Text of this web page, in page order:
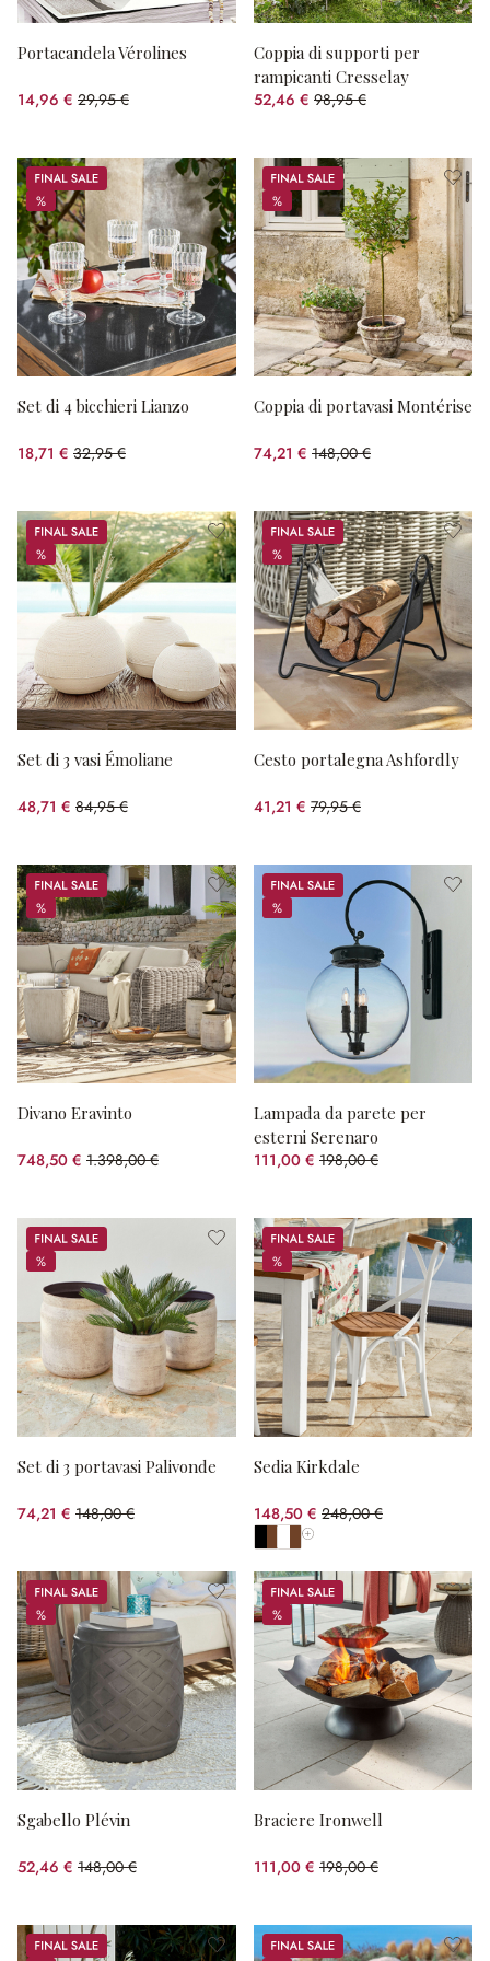
Portacandela Vérolines
14,96 € 29,95 €
(risparmio 50.05%)
Coppia di supporti per
rampicanti Cresselay
52,46 € 98,95 €
(risparmio 46.98%)
Sale
%
%
Set di 4 bicchieri Lianzo
18,71 € 32,95 €
(risparmio 43.22%)
Sale
%
%
Coppia di portavasi Montérise
74,21 € 148,00 €
(risparmio 49.86%)
Sale
%
%
Set di 3 vasi Émoliane
48,71 € 84,95 €
(risparmio 42.66%)
Sale
%
%
Cesto portalegna Ashfordly
41,21 € 79,95 €
(risparmio 48.46%)
Sale
%
%
Divano Eravinto
748,50 € 1.398,00 €
(risparmio 46.46%)
Sale
%
%
Lampada da parete per
esterni Serenaro
111,00 € 198,00 €
(risparmio 43.94%)
Sale
%
%
Set di 3 portavasi Palivonde
74,21 € 148,00 €
(risparmio 49.86%)
Sale
%
%
Sedia Kirkdale
148,50 € 248,00 €
(risparmio 40.12%)
Mostra tutti i colori
Sale
%
%
Sgabello Plévin
52,46 € 148,00 €
(risparmio 64.55%)
Sale
%
%
Braciere Ironwell
111,00 € 198,00 €
(risparmio 43.94%)
Sale Sale